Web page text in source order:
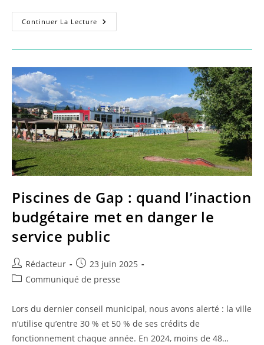
Continuer La Lecture Pour
Un
Ville
Piscines de Gap : quand l’inaction
budgétaire met en danger le
service public
Auteur/autrice
de
Rédacteur
Publication
publiée :
23 juin 2025
PostCommuniqué de presse
Lors du dernier conseil municipal, nous avons alerté : la ville
n’utilise qu’entre 30 % et 50 % de ses crédits de
fonctionnement chaque année. En 2024, moins de 48…